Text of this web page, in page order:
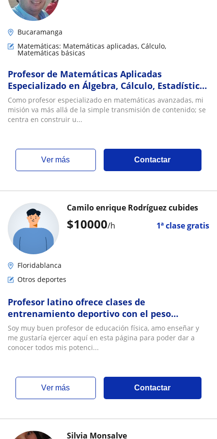
Bucaramanga
Matemáticas: Matemáticas aplicadas, Cálculo,
Matemáticas básicas
Profesor de Matemáticas Aplicadas
Especializado en Álgebra, Cálculo, Estadística
y Algoritmos
Como profesor especializado en matemáticas avanzadas, mi
misión va más allá de la simple transmisión de contenido; se
centra en construir u...
ver más Contactar
$10000/h 1ª clase gratis
Camilo enrique Rodríguez cubides
Floridablanca
Otros deportes
Profesor latino ofrece clases de
entrenamiento deportivo con el peso
corporal
Soy muy buen profesor de educación física, amo enseñar y
me gustaría ejercer aquí en esta página para poder dar a
conocer todos mis potenci...
ver más Contactar
Silvia Monsalve